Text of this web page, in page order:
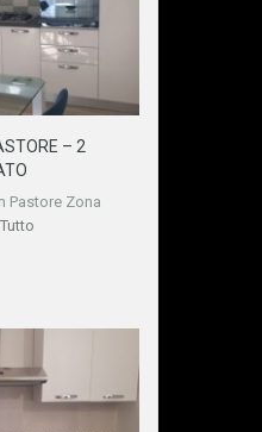
– 2
Pastore Zona